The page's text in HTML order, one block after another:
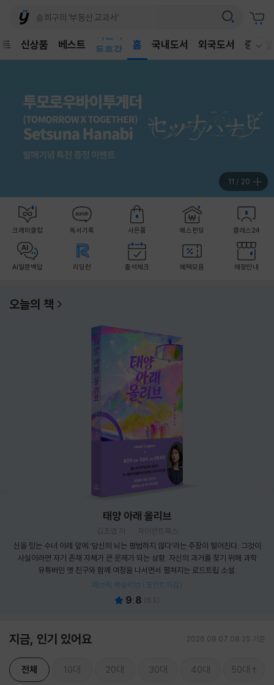
신상품 베스트
독후감
어린이
홈 국내도서 외국도서 중고샵
12 / 20
크레마클럽 독서기록 사은품 예스펀딩 클래스24
AI일문백답 리딩런 출석체크 혜택모음 매장안내
오늘의 책
태양 아래 올리브
김초엽 저
자이언트북스
신을 믿는 수녀 이레 앞에 ‘당신의 뇌는 평범하지 않다’라는 주장이 떨어진다. 그것이
사실이라면 자기 존재 자체가 큰 문제가 되는 상황. 자신의 과거를 찾기 위해 과학
유튜버인 옛 친구와 함께 여정을 나서면서 펼쳐지는 로드트립 소설.
패브릭 북슬리브 (포인트차감)
9.8 (53)
지금, 인기 있어요 2026.08.07 08:25 기준
전체 10대 20대 30대 40대 50대